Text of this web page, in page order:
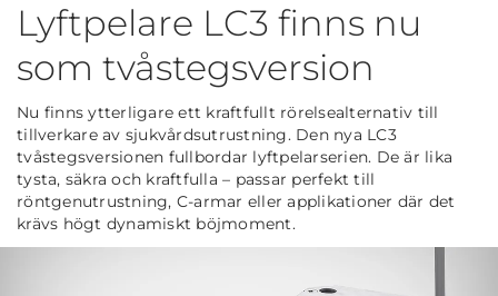
Lyftpelare LC3 finns nu
som tvåstegsversion
Nu finns ytterligare ett kraftfullt rörelsealternativ till
tillverkare av sjukvårdsutrustning. Den nya LC3
tvåstegsversionen fullbordar lyftpelarserien. De är lika
tysta, säkra och kraftfulla – passar perfekt till
röntgenutrustning, C-armar eller applikationer där det
krävs högt dynamiskt böjmoment.